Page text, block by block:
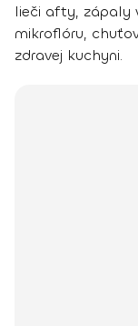
lieči afty, zápaly
mikroflóru,
zdravej kuchyni.